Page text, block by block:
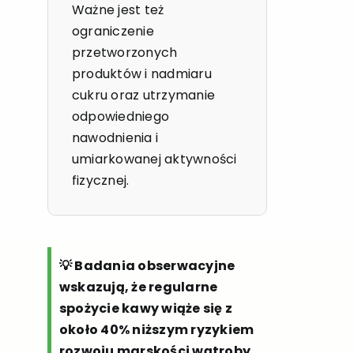
Ważne jest też
ograniczenie
przetworzonych
produktów i nadmiaru
cukru oraz utrzymanie
odpowiedniego
nawodnienia i
umiarkowanej aktywności
fizycznej.
💡 Badania obserwacyjne
wskazują, że regularne
spożycie kawy wiąże się z
około 40% niższym ryzykiem